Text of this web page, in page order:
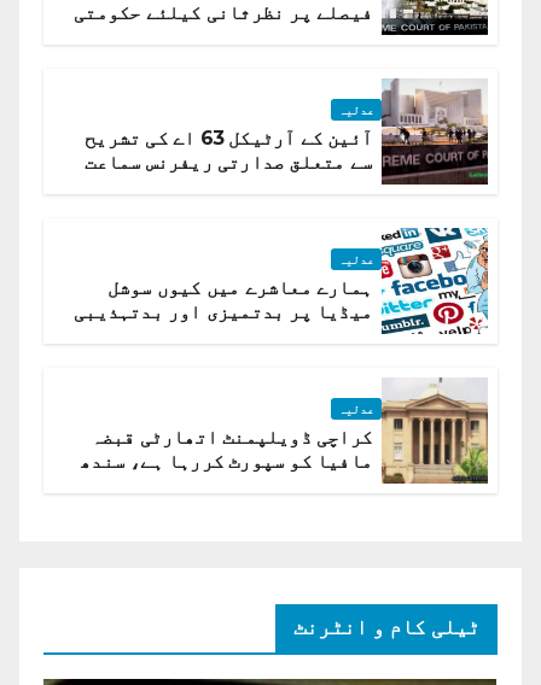
فیصلے پر نظرثانی کیلئے حکومتی
عدلیہ
آئین کے آرٹیکل 63 اے کی تشریح
سے متعلق صدارتی ریفرنس سماعت
عدلیہ
ہمارے معاشرے میں کیوں سوشل
میڈیا پر بدتمیزی اور بدتہذیبی
عدلیہ
کراچی ڈویلپمنٹ اتھارٹی قبضہ
مافیا کو سپورٹ کررہا ہے، سندھ
ٹیلی کام و انٹرنٹ